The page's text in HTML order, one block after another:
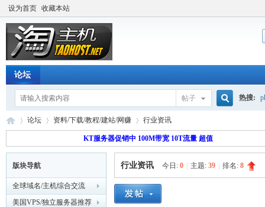
设为首页 收藏本站
论坛
帖子
索
热搜:
淘 »
论坛 资料/下载/教程/建站/网赚
›
行业资讯
KT服务器促销中 100M带宽 10T流量 超值
版块导航
全球域名/主机综合交流
美国VPS/独立服务器推荐
行业资讯 今日: 0 主题: 39 排名: 8